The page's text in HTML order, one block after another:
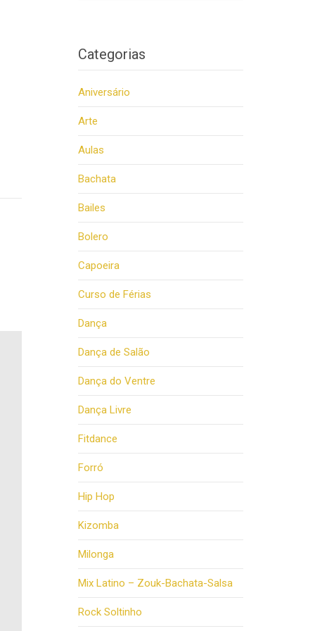
Categorias
Aniversário
Arte
Aulas
Bachata
Bailes
Bolero
Capoeira
Curso de Férias
Dança
Dança de Salão
Dança do Ventre
Dança Livre
Fitdance
Forró
Hip Hop
Kizomba
Milonga
Mix Latino – Zouk-Bachata-Salsa
Rock Soltinho